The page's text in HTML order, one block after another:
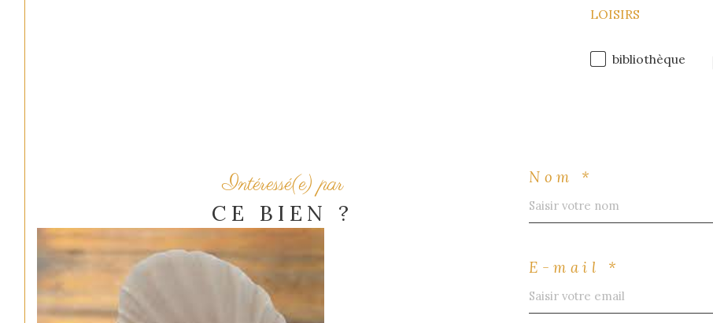
LOISIRS
bibliothèque
Intéressé(e) par
CE BIEN ?
Nom *
E-mail *